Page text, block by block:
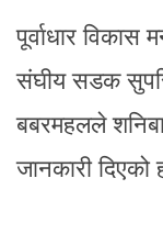
पूर्वाधार विकास
संघीय सडक
बबरमहलले
जानकारी दिएको